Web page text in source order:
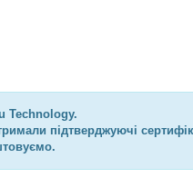
Technology.
підтверджуючі